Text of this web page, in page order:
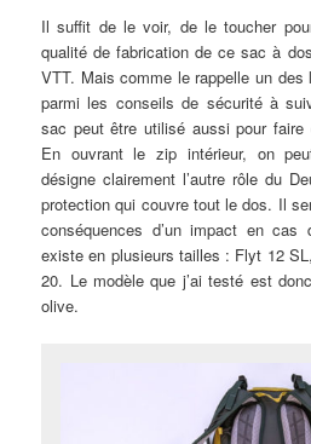
Il suffit de le voir, de le toucher
qualité de fabrication de ce sac à
VTT. Mais comme le rappelle un des
parmi les conseils de sécurité à
sac peut être utilisé aussi pour
En ouvrant le zip intérieur, on
désigne clairement l’autre rôle du
protection qui couvre tout le dos. Il
conséquences d’un impact en
existe en plusieurs tailles : Flyt 12
20. Le modèle que j’ai testé est
olive.